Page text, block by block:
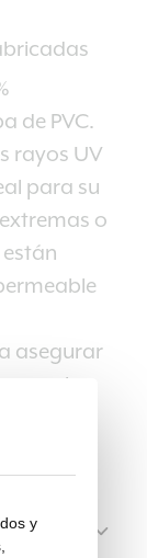
de PVC.
rayos UV
para su
o
asegurar
el
y